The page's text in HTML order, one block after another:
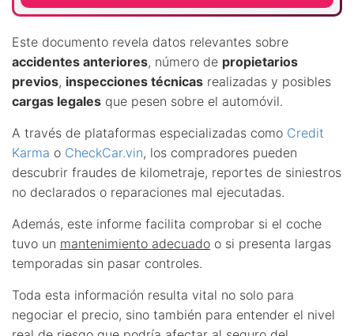
Este documento revela datos relevantes sobre
accidentes anteriores, número de propietarios
previos, inspecciones técnicas realizadas y posibles
cargas legales que pesen sobre el automóvil.
A través de plataformas especializadas como Credit
Karma o CheckCar.vin, los compradores pueden
descubrir fraudes de kilometraje, reportes de siniestros
no declarados o reparaciones mal ejecutadas.
Además, este informe facilita comprobar si el coche
tuvo un mantenimiento adecuado o si presenta largas
temporadas sin pasar controles.
Toda esta información resulta vital no solo para
negociar el precio, sino también para entender el nivel